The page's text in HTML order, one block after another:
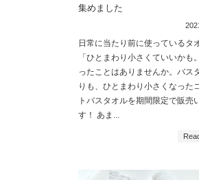
集めました
日常に当たり前に使っているタ
「ひとまわり小さくていいかも
ったことはありませんか。バス
りも、ひとまわり小さくなった
トバスタオルを期間限定で販売
す！ あま...